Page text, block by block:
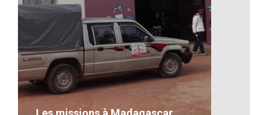
La culture musicale
VOIR LE DÉTAIL